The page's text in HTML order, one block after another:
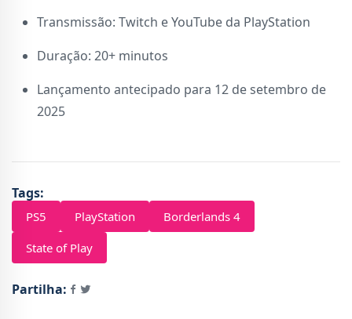
Transmissão: Twitch e YouTube da PlayStation
Duração: 20+ minutos
Lançamento antecipado para 12 de setembro de
2025
Tags:
PS5 PlayStation
Borderlands 4
State of Play
Partilha: